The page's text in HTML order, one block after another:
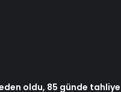
oldu, 85 günde